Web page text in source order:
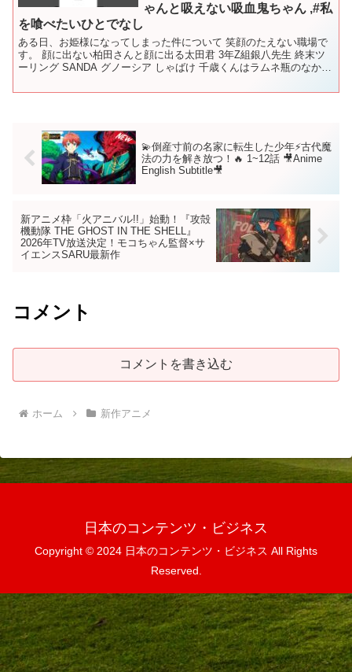
ゃんと吸えない吸血鬼ちゃん ,#私
を喰べたいひとでなし
ある日、お姫様になってしまった件について 笑顔のたえない職場で
す。 顔に出ない柏田さんと顔に出る太田君 3年Z組銀八先生 終末ツ
ーリング SANDA グノーシア しゃばけ 千歳くんはラムネ瓶のなか
💫倒産寸前の名家に転生した少年⚡古代魔
法の力を解き放つ！🔥 1~12話 🎥Anime
English Subtitle🎥
新アニメ枠「火アニバル!!」始動！『攻殻
機動隊 THE GHOST IN THE SHELL』
2026年TV放送決定！モコちゃん監督×サ
イエンスSARU最新作
コメント
コメントを書き込む
ホーム 新作アニメ
日本のコンテンツ・ビジネス
Copyright © 2024 日本のコンテンツ・ビジネス All Rights
Reserved.